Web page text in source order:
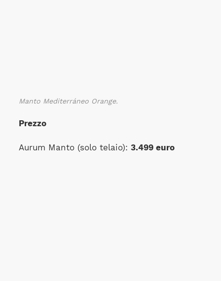
Manto Mediterráneo Orange.
Prezzo
Aurum Manto (solo telaio): 3.499 euro